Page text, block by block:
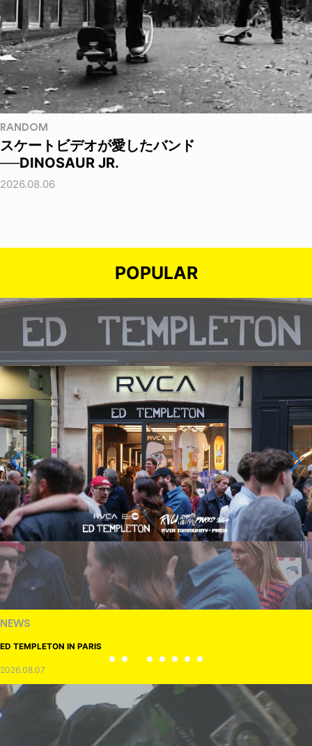
RANDOM
スケートビデオが愛したバンド
──DINOSAUR JR.
2026.08.06
POPULAR
NEWS
ED TEMPLETON IN PARIS
2026.08.07